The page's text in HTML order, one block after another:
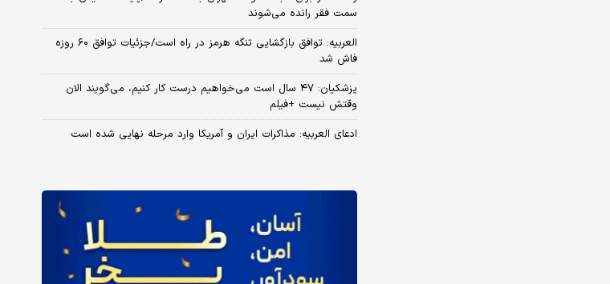
سمت فقر رانده می‌شوند
العربیه: توافق بازگشایی تنگه هرمز در راه است/جزئیات توافق ۶۰ روزه
فاش شد
پزشکیان: ۴۷ سال است می‌خواهیم درست کار کنیم، می‌گویند الان
وقتش نیست +فیلم
ادعای العربیه: مذاکرات ایران و آمریکا وارد مرحله نهایی شده است